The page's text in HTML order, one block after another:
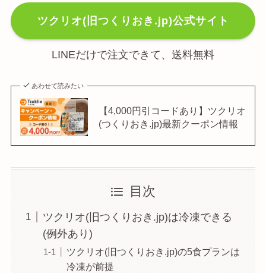
ツクリオ(旧つくりおき.jp)公式サイト
LINEだけで注文できて、送料無料
あわせて読みたい
【4,000円引コードあり】ツクリオ
(つくりおき.jp)最新クーポン情報
目次
ツクリオ(旧つくりおき.jp)は冷凍できる
(例外あり)
ツクリオ(旧つくりおき.jp)の5食プランは
冷凍が前提